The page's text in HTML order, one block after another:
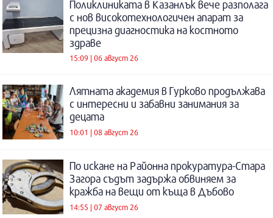
Поликлиниката в Казанлък вече разполага
с нов високотехнологичен апарат за
прецизна диагностика на костното
здраве
15:09 | 06 август 26
Лятната академия в Гурково продължава
с интересни и забавни занимания за
децата
10:01 | 08 август 26
По искане на Районна прокуратура-Стара
Загора съдът задържа обвиняем за
кражба на вещи от къща в Дъбово
14:55 | 07 август 26